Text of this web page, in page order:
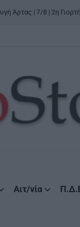
| 7/8 | 2η Γιορτή
Αιτ/νία